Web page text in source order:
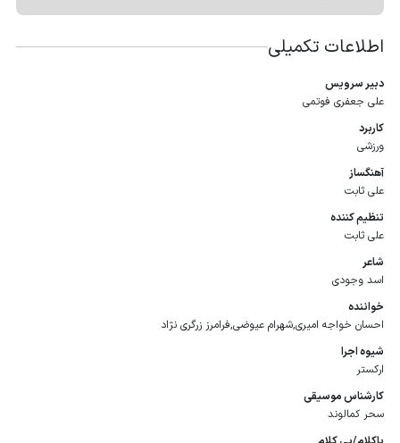
اطلاعات تکمیلی
دبیر سرویس
علی جعفری فوتمی
کاربرد
ورزشی
آهنگساز
علی ثابت
تنظیم كننده
علی ثابت
شاعر
اسد وجودی
خواننده
احسان خواجه امیری,شهرام عیوضی,فرامرز زرگری‌ نژاد
شیوه اجرا
ارکستر
كارشناس موسیقی
سحر کمالوند